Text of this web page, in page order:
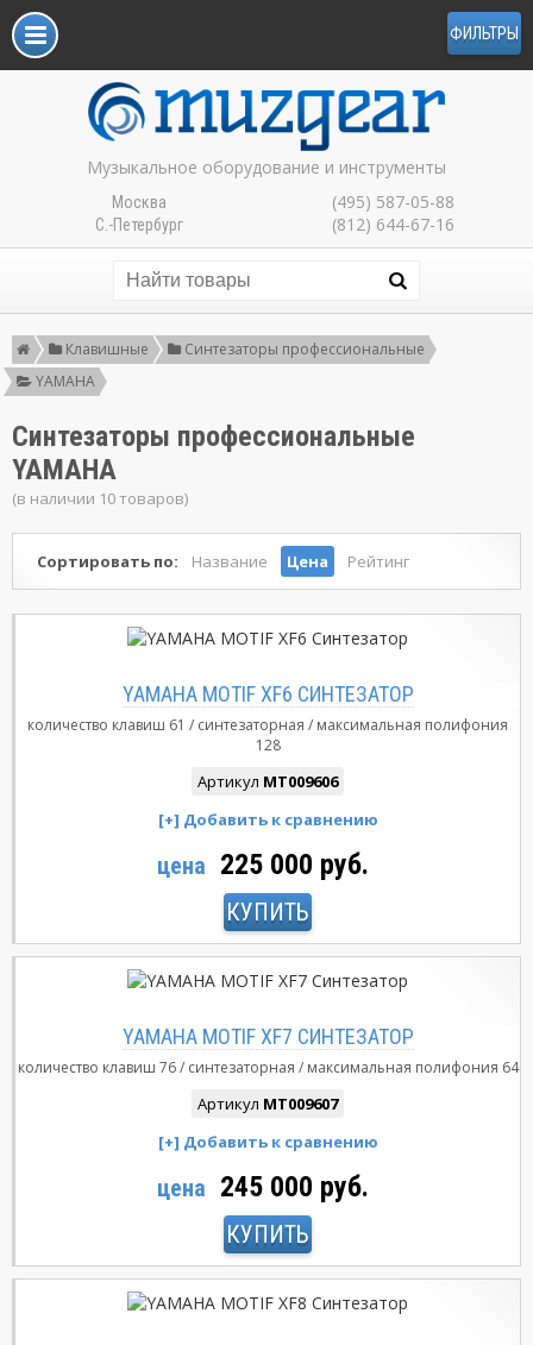
ФИЛЬТРЫ
Музыкальное оборудование и инструменты
Москва (495) 587-05-88
С.-Петербург (812) 644-67-16
Клавишные
Синтезаторы профессиональные
YAMAHA
Синтезаторы профессиональные
YAMAHA
(в наличии 10 товаров)
Сортировать по: Название Цена Рейтинг
YAMAHA MOTIF XF6 СИНТЕЗАТОР
количество клавиш 61 синтезаторная
максимальная полифония
128
Артикул MT009606
цена 225 000 руб.
КУПИТЬ
YAMAHA MOTIF XF7 СИНТЕЗАТОР
количество клавиш 76 синтезаторная максимальная полифония 64
Артикул MT009607
цена 245 000 руб.
КУПИТЬ